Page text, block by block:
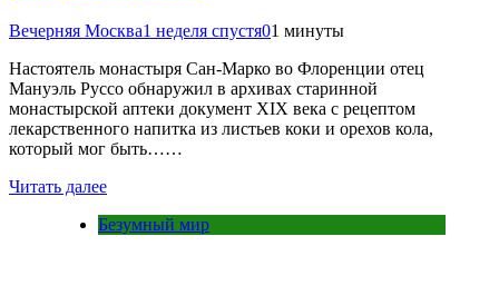
Вечерняя Москва1 неделя спустя01 минуты
Настоятель монастыря Сан-Марко во Флоренции отец
Мануэль Руссо обнаружил в архивах старинной
монастырской аптеки документ XIX века с рецептом
лекарственного напитка из листьев коки и орехов кола,
который мог быть……
Читать далее
Безумный мир